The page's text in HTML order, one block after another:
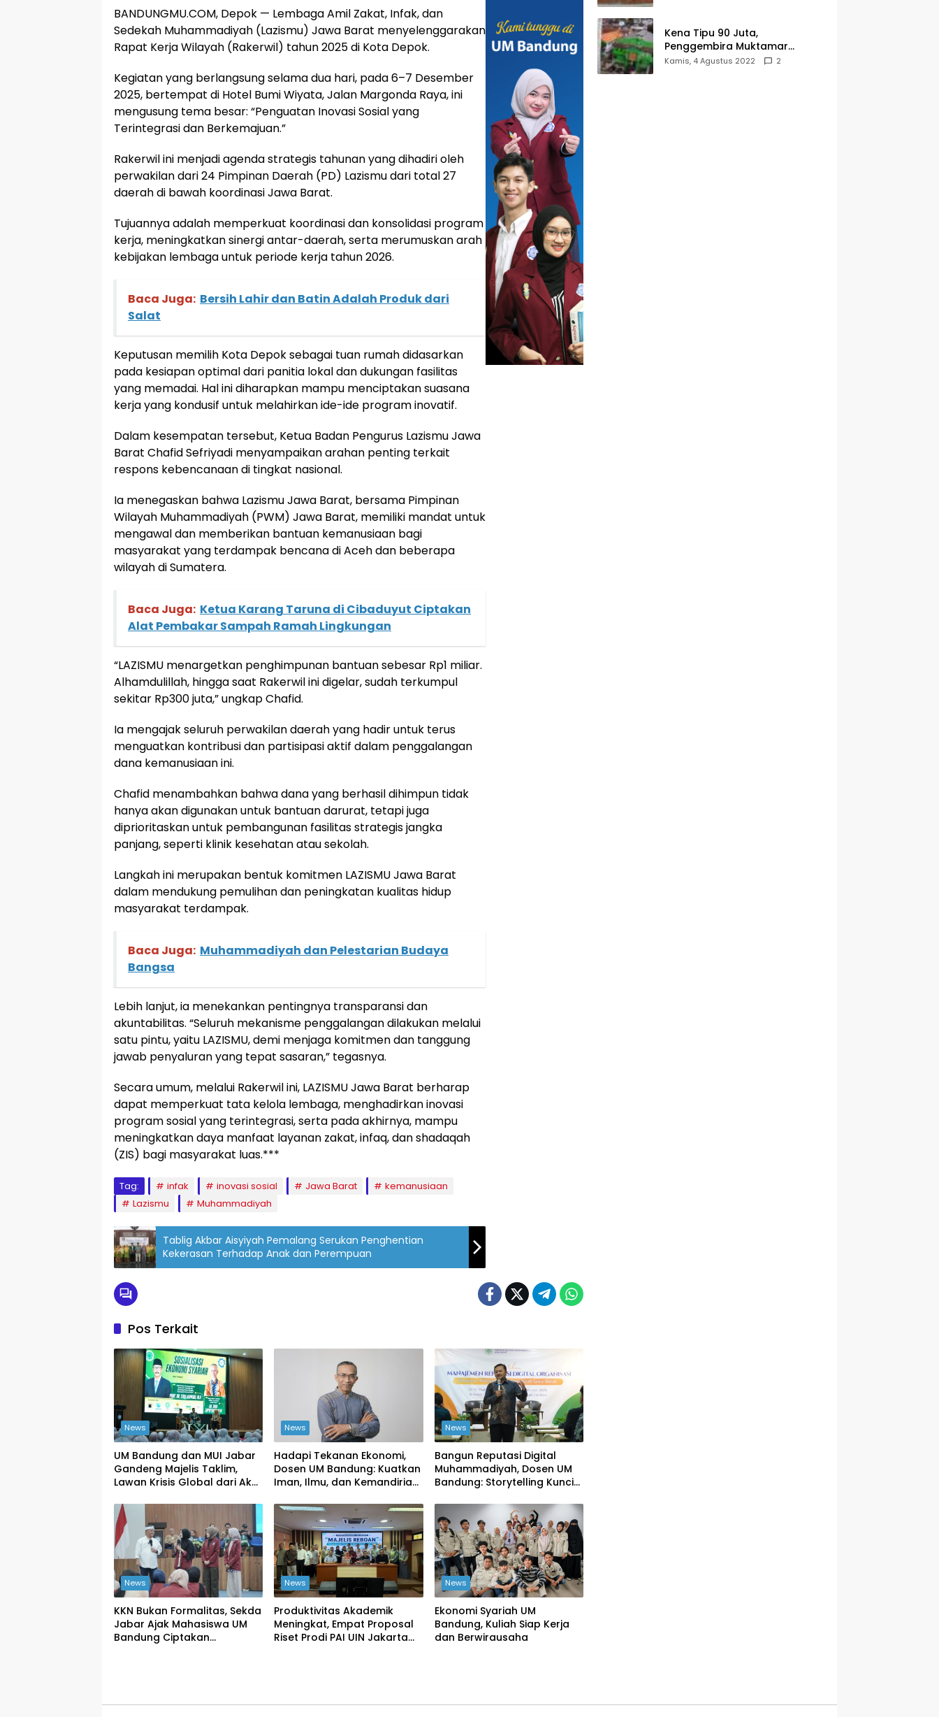
BANDUNGMU.COM, Depok — Lembaga Amil Zakat, Infak, dan
Sedekah Muhammadiyah (Lazismu) Jawa Barat menyelenggarakan
Rapat Kerja Wilayah (Rakerwil) tahun 2025 di Kota Depok.
Kegiatan yang berlangsung selama dua hari, pada 6–7 Desember
2025, bertempat di Hotel Bumi Wiyata, Jalan Margonda Raya, ini
mengusung tema besar: “Penguatan Inovasi Sosial yang
Terintegrasi dan Berkemajuan.”
Rakerwil ini menjadi agenda strategis tahunan yang dihadiri oleh
perwakilan dari 24 Pimpinan Daerah (PD) Lazismu dari total 27
daerah di bawah koordinasi Jawa Barat.
Tujuannya adalah memperkuat koordinasi dan konsolidasi program
kerja, meningkatkan sinergi antar-daerah, serta merumuskan arah
kebijakan lembaga untuk periode kerja tahun 2026.
Baca Juga: Bersih Lahir dan Batin Adalah Produk dari
Salat
Keputusan memilih Kota Depok sebagai tuan rumah didasarkan
pada kesiapan optimal dari panitia lokal dan dukungan fasilitas
yang memadai. Hal ini diharapkan mampu menciptakan suasana
kerja yang kondusif untuk melahirkan ide-ide program inovatif.
Dalam kesempatan tersebut, Ketua Badan Pengurus Lazismu Jawa
Barat Chafid Sefriyadi menyampaikan arahan penting terkait
respons kebencanaan di tingkat nasional.
Ia menegaskan bahwa Lazismu Jawa Barat, bersama Pimpinan
Wilayah Muhammadiyah (PWM) Jawa Barat, memiliki mandat untuk
mengawal dan memberikan bantuan kemanusiaan bagi
masyarakat yang terdampak bencana di Aceh dan beberapa
wilayah di Sumatera.
Baca Juga: Ketua Karang Taruna di Cibaduyut Ciptakan
Alat Pembakar Sampah Ramah Lingkungan
“LAZISMU menargetkan penghimpunan bantuan sebesar Rp1 miliar.
Alhamdulillah, hingga saat Rakerwil ini digelar, sudah terkumpul
sekitar Rp300 juta,” ungkap Chafid.
Ia mengajak seluruh perwakilan daerah yang hadir untuk terus
menguatkan kontribusi dan partisipasi aktif dalam penggalangan
dana kemanusiaan ini.
Chafid menambahkan bahwa dana yang berhasil dihimpun tidak
hanya akan digunakan untuk bantuan darurat, tetapi juga
diprioritaskan untuk pembangunan fasilitas strategis jangka
panjang, seperti klinik kesehatan atau sekolah.
Langkah ini merupakan bentuk komitmen LAZISMU Jawa Barat
dalam mendukung pemulihan dan peningkatan kualitas hidup
masyarakat terdampak.
Baca Juga: Muhammadiyah dan Pelestarian Budaya
Bangsa
Lebih lanjut, ia menekankan pentingnya transparansi dan
akuntabilitas. “Seluruh mekanisme penggalangan dilakukan melalui
satu pintu, yaitu LAZISMU, demi menjaga komitmen dan tanggung
jawab penyaluran yang tepat sasaran,” tegasnya.
Secara umum, melalui Rakerwil ini, LAZISMU Jawa Barat berharap
dapat memperkuat tata kelola lembaga, menghadirkan inovasi
program sosial yang terintegrasi, serta pada akhirnya, mampu
meningkatkan daya manfaat layanan zakat, infaq, dan shadaqah
(ZIS) bagi masyarakat luas.***
Tag: infak inovasi sosial Jawa Barat
kemanusiaan
Lazismu
Muhammadiyah
Tablig Akbar Aisyiyah Pemalang Serukan Penghentian
Kekerasan Terhadap Anak dan Perempuan
Pos Terkait
News
UM Bandung dan MUI Jabar
Gandeng Majelis Taklim,
Lawan Krisis Global dari Akar
News
Hadapi Tekanan Ekonomi,
Dosen UM Bandung: Kuatkan
Iman, Ilmu, dan Kemandirian
News
Bangun Reputasi Digital
Muhammadiyah, Dosen UM
Bandung: Storytelling Kunci
Publik
News
KKN Bukan Formalitas, Sekda
Jabar Ajak Mahasiswa UM
Bandung Ciptakan
News
Produktivitas Akademik
Meningkat, Empat Proposal
Riset Prodi PAI UIN Jakarta
News
Ekonomi Syariah UM
Bandung, Kuliah Siap Kerja
dan Berwirausaha
Kena Tipu 90 Juta,
Penggembira Muktamar
Muhammadiyah Aisyiyah Asal
Kamis, 4 Agustus 2022 2